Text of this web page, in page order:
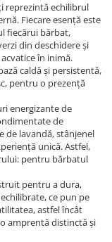
reprezintă echilibrul
Fiecare esență este
fiecărui bărbat,
din deschidere și
în inimă.
caldă și persistentă,
pentru o prezență
energizante de
de
de lavandă, stânjenel
unică. Astfel,
pentru bărbatul
pentru a dura,
ce pun pe
astfel încât
amprentă distinctă și